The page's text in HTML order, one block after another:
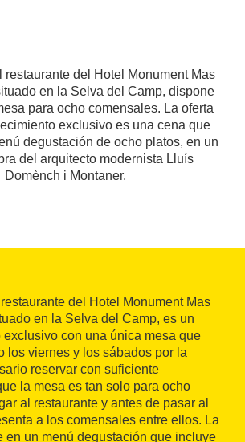
restaurante del Hotel Monument Mas
en la Selva del Camp, dispone
para ocho comensales. La oferta
exclusivo es una cena que
degustación de ocho platos, en un
del arquitecto modernista Lluís
Domènch i Montaner.
del Hotel Monument Mas
en la Selva del Camp, es un
con una única mesa que
los viernes y los sábados por la
reservar con suficiente
la mesa es tan solo para ocho
al restaurante y antes de pasar al
a los comensales entre ellos. La
en un menú degustación que incluye